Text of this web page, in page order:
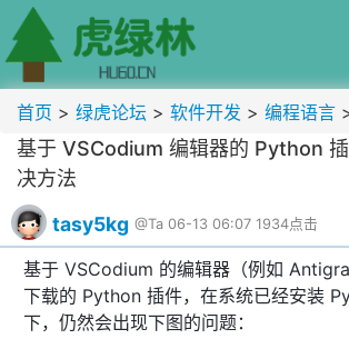
首页 > 绿虎论坛 > 软件开发 > 编程语言
基于 VSCodium 编辑器的 Python
决方法
tasy5kg @Ta 06-13 06:07 1934点击
基于 VSCodium 的编辑器（例如
下载的 Python 插件，在系统已经安装
下，仍然会出现下图的问题：